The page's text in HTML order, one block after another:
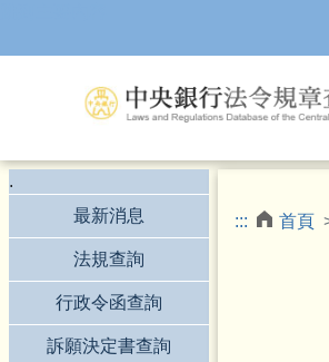
.
最新消息
法規查詢
行政令函查詢
訴願決定書查詢
::: 首頁